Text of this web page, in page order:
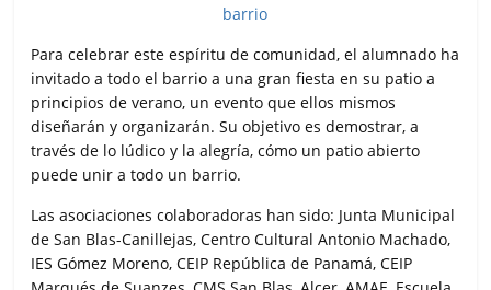
Para celebrar este espíritu de comunidad, el alumnado ha
invitado a todo el barrio a una gran fiesta en su patio a
principios de verano, un evento que ellos mismos
diseñarán y organizarán. Su objetivo es demostrar, a
través de lo lúdico y la alegría, cómo un patio abierto
puede unir a todo un barrio.
Las asociaciones colaboradoras han sido: Junta Municipal
de San Blas-Canillejas, Centro Cultural Antonio Machado,
IES Gómez Moreno, CEIP República de Panamá, CEIP